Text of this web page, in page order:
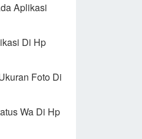
Aplikasi
Di Hp
Foto Di
Wa Di Hp